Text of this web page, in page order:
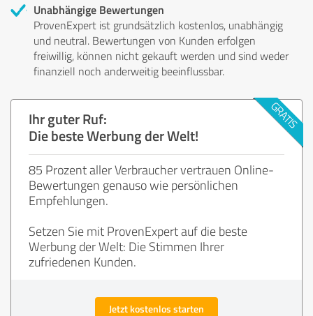
Unabhängige Bewertungen
ProvenExpert ist grundsätzlich kostenlos, unabhängig
und neutral. Bewertungen von Kunden erfolgen
freiwillig, können nicht gekauft werden und sind weder
finanziell noch anderweitig beeinflussbar.
Ihr guter Ruf:
Die beste Werbung der Welt!
85 Prozent aller Verbraucher vertrauen Online-
Bewertungen genauso wie persönlichen
Empfehlungen.
Setzen Sie mit ProvenExpert auf die beste
Werbung der Welt: Die Stimmen Ihrer
zufriedenen Kunden.
Jetzt kostenlos starten